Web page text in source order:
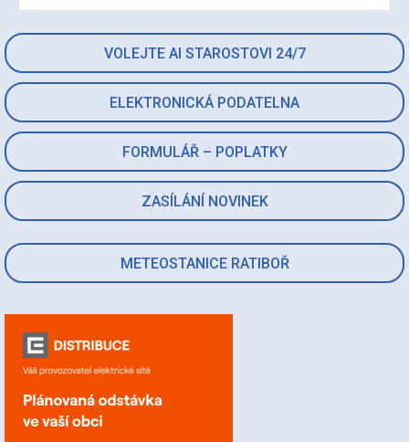
VOLEJTE AI STAROSTOVI 24/7
ELEKTRONICKÁ PODATELNA
FORMULÁŘ – POPLATKY
ZASÍLÁNÍ NOVINEK
METEOSTANICE RATIBOŘ